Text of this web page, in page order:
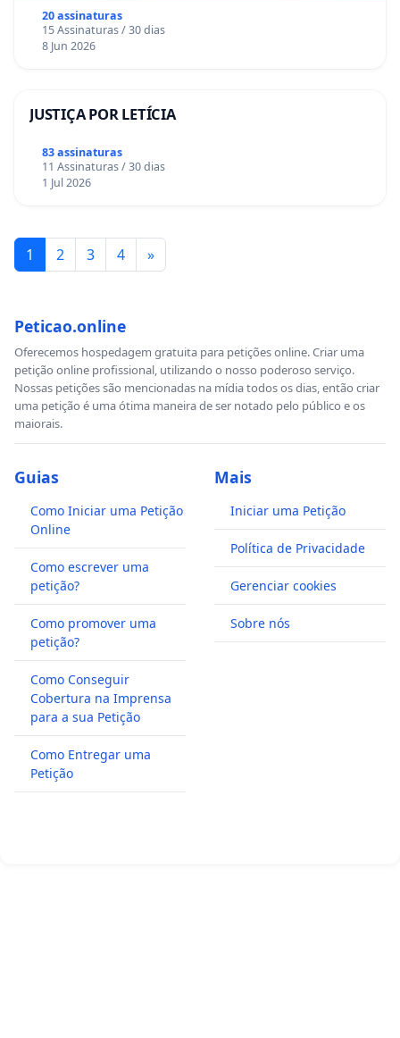
20 assinaturas
15 Assinaturas / 30 dias
8 Jun 2026
JUSTIÇA POR LETÍCIA
83 assinaturas
11 Assinaturas / 30 dias
1 Jul 2026
1 2 3 4 »
Peticao.online
Oferecemos hospedagem gratuita para petições online. Criar uma
petição online profissional, utilizando o nosso poderoso serviço.
Nossas petições são mencionadas na mídia todos os dias, então criar
uma petição é uma ótima maneira de ser notado pelo público e os
maiorais.
Guias
Como Iniciar uma Petição
Online
Como escrever uma
petição?
Como promover uma
petição?
Como Conseguir
Cobertura na Imprensa
para a sua Petição
Como Entregar uma
Petição
Mais
Iniciar uma Petição
Política de Privacidade
Gerenciar cookies
Sobre nós